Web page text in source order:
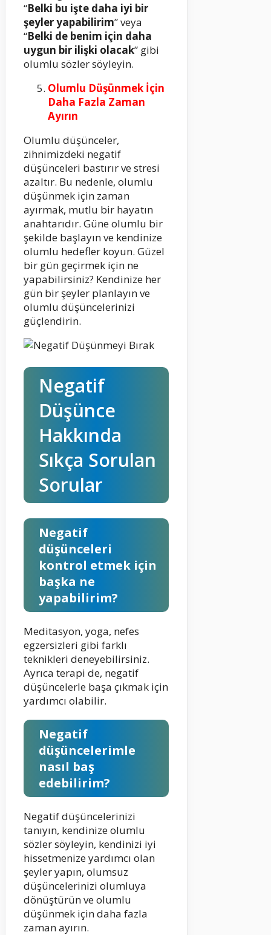
“Belki bu işte daha iyi bir
şeyler yapabilirim” veya
“Belki de benim için daha
uygun bir ilişki olacak” gibi
olumlu sözler söyleyin.
Olumlu Düşünmek İçin
Daha Fazla Zaman
Ayırın
Olumlu düşünceler,
zihnimizdeki negatif
düşünceleri bastırır ve stresi
azaltır. Bu nedenle, olumlu
düşünmek için zaman
ayırmak, mutlu bir hayatın
anahtarıdır. Güne olumlu bir
şekilde başlayın ve kendinize
olumlu hedefler koyun. Güzel
bir gün geçirmek için ne
yapabilirsiniz? Kendinize her
gün bir şeyler planlayın ve
olumlu düşüncelerinizi
güçlendirin.
Negatif
Düşünce
Hakkında
Sıkça Sorulan
Sorular
Negatif
düşünceleri
kontrol etmek için
başka ne
yapabilirim?
Meditasyon, yoga, nefes
egzersizleri gibi farklı
teknikleri deneyebilirsiniz.
Ayrıca terapi de, negatif
düşüncelerle başa çıkmak için
yardımcı olabilir.
Negatif
düşüncelerimle
nasıl baş
edebilirim?
Negatif düşüncelerinizi
tanıyın, kendinize olumlu
sözler söyleyin, kendinizi iyi
hissetmenize yardımcı olan
şeyler yapın, olumsuz
düşüncelerinizi olumluya
dönüştürün ve olumlu
düşünmek için daha fazla
zaman ayırın.